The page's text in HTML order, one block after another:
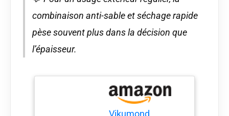
de plage plus
confortable et sans
tracas, vous
permettant de vous
serviette de plage
turque excelle en
matière d'absorption et
combinaison anti-sable et séchage rapide
pèse souvent plus dans la décision que
l’épaisseur.
Vikumond